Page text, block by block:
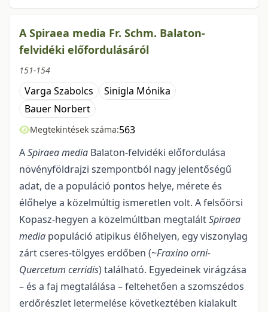
A Spiraea media Fr. Schm. Balaton-
felvidéki előfordulásáról
151-154
Varga Szabolcs
Sinigla Mónika
Bauer Norbert
Megtekintések száma:563
ASpiraea media Balaton-felvidéki előfordulása
növényföldrajzi szempontból nagy jelentőségű
adat, de a populáció pontos helye, mérete és
élőhelye a közelmúltig ismeretlen volt. A fel­sőörsi
Kopasz-hegyen a közelmúltban megtaláltSpiraea
media populáció atipikus élőhelyen, egy vi­szonylag
zárt cseres-tölgyes erdőben (~Fraxino orni-
Quercetum cerridis) található. Egyedeinek virágzá­sa
– és a faj megtalálása – feltehetően a szomszédos
erdőrészlet letermelése következtében kialakult